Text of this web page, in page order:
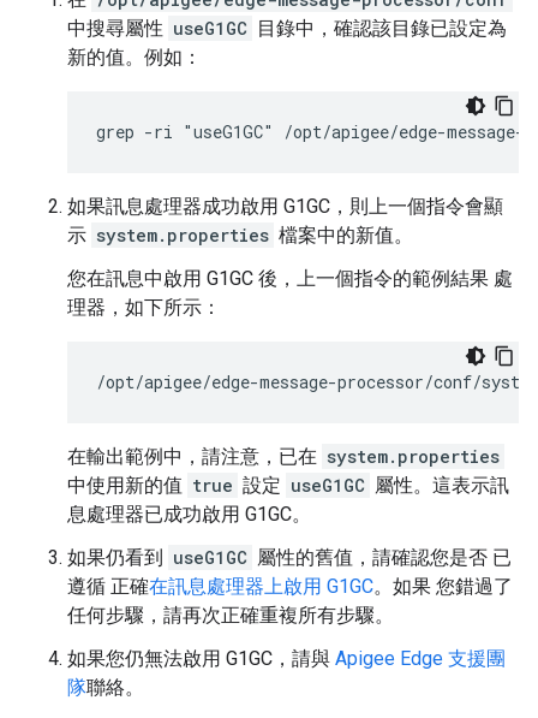
中搜尋屬性 useG1GC 目錄中，確認該目錄已設定為
新的值。例如：
grep -ri "useG1GC" /opt/apigee/edge-message-
如果訊息處理器成功啟用 G1GC，則上一個指令會顯
示 system.properties 檔案中的新值。
您在訊息中啟用 G1GC 後，上一個指令的範例結果 處
理器，如下所示：
/opt/apigee/edge-message-processor/conf/
在輸出範例中，請注意，已在 system.properties
中使用新的值 true 設定 useG1GC 屬性。這表示訊
息處理器已成功啟用 G1GC。
如果仍看到 useG1GC 屬性的舊值，請確認您是否 已
遵循 正確在訊息處理器上啟用 G1GC。如果 您錯過了
任何步驟，請再次正確重複所有步驟。
如果您仍無法啟用 G1GC，請與 Apigee Edge 支援團
隊聯絡。